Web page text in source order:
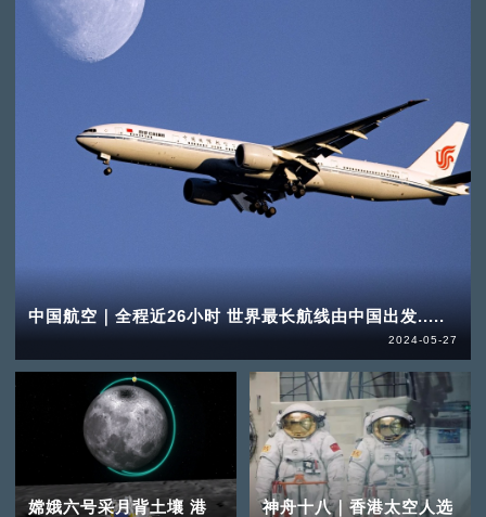
中国航空｜全程近26小时 世界最长航线由中国出发.....
2024-05-27
嫦娥六号采月背土壤 港
神舟十八｜香港太空人选